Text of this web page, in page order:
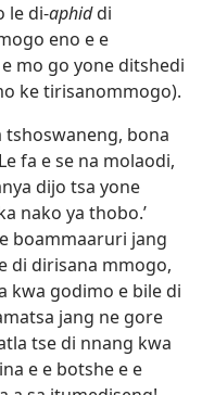
le di-aphiddi
eno e e
mo go yone ditshedi
ke tirisanommogo).
tshoswaneng, bona
fa e se na molaodi,
dijo tsa yone
nako ya thobo.’
boammaaruri jang
di dirisana mmogo,
kwa godimo e bile di
jang ne gore
tse di nnang kwa
e e botshe e e